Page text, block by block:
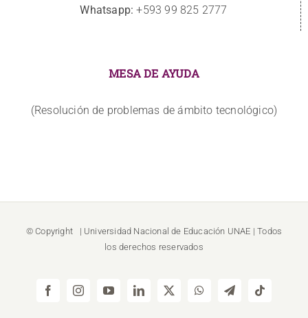
Whatsapp: +593 99 825 2777
MESA DE AYUDA
(Resolución de problemas de ámbito tecnológico)
© Copyright | Universidad Nacional de Educación UNAE | Todos
los derechos reservados
FacebookInstagramYouTubeLinkedIn
X WhatsAppTelegramTiktok